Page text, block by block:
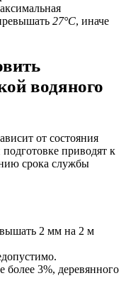
27°C, иначе
водяного
от состояния
приводят к
срока службы
2 мм на 2 м
более 3%, деревянного